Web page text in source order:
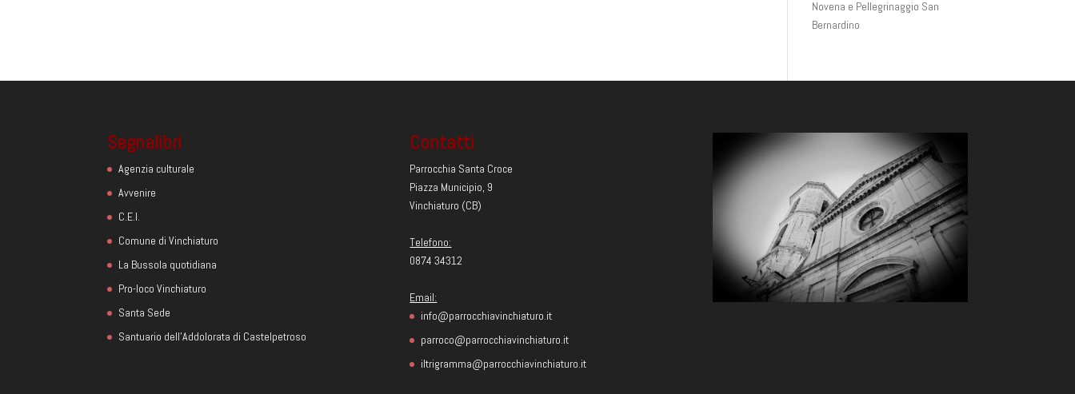
Novena e Pellegrinaggio San
Bernardino
Segnalibri
Agenzia culturale
Avvenire
C.E.I.
Comune di Vinchiaturo
La Bussola quotidiana
Pro-loco Vinchiaturo
Santa Sede
Santuario dell'Addolorata di Castelpetroso
Contatti
Parrocchia Santa Croce
Piazza Municipio, 9
Vinchiaturo (CB)
Telefono:
0874 34312
Email:
info@parrocchiavinchiaturo.it
parroco@parrocchiavinchiaturo.it
iltrigramma@parrocchiavinchiaturo.it